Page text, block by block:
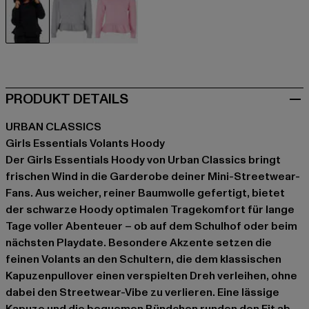
PRODUKT DETAILS
URBAN CLASSICS
Girls Essentials Volants Hoody
Der Girls Essentials Hoody von Urban Classics bringt
frischen Wind in die Garderobe deiner Mini-Streetwear-
Fans. Aus weicher, reiner Baumwolle gefertigt, bietet
der schwarze Hoody optimalen Tragekomfort für lange
Tage voller Abenteuer – ob auf dem Schulhof oder beim
nächsten Playdate. Besondere Akzente setzen die
feinen Volants an den Schultern, die dem klassischen
Kapuzenpullover einen verspielten Dreh verleihen, ohne
dabei den Streetwear-Vibe zu verlieren. Eine lässige